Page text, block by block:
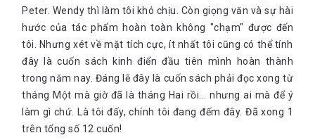
Peter. Wendy thì làm tôi khó chịu. Còn giọng văn và sự hài
hước của tác phẩm hoàn toàn không "chạm" được đến
tôi. Nhưng xét về mặt tích cực, ít nhất tôi cũng có thể tính
đây là cuốn sách kinh điển đầu tiên mình hoàn thành
trong năm nay. Đáng lẽ đây là cuốn sách phải đọc xong từ
tháng Một mà giờ đã là tháng Hai rồi... nhưng ai mà để ý
làm gì chứ. Là tôi đấy, chính tôi đang đếm đây. Đã xong 1
trên tổng số 12 cuốn!